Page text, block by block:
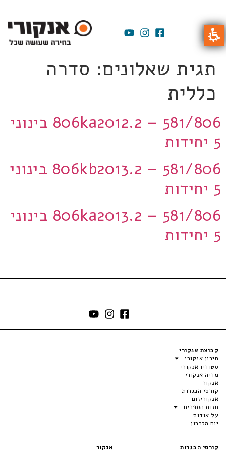
תגית שאלונים: סדרה
כללית
806ka2012.2 – 581/806 בינוני
5 יחידות
806kb2013.2 – 581/806 בינוני
5 יחידות
806ka2013.2 – 581/806 בינוני
5 יחידות
קבוצת אנקורי
תיכון אנקורי
סטודיו אנקורי
מדיה אנקורי
אנקור
קורסי הבגרות
אנקוריזום
חנות הספרים
על אודות
יום הזכרון
קורסי הבגרות
אנקור